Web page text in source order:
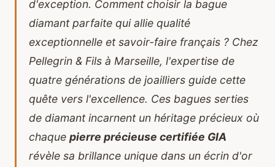
d'exception. Comment choisir la bague
diamant parfaite qui allie qualité
exceptionnelle et savoir-faire français ? Chez
Pellegrin & Fils à Marseille, l'expertise de
quatre générations de joailliers guide cette
quête vers l'excellence. Ces bagues serties
de diamantincarnent un héritage précieux où
chaque pierre précieuse certifiée GIA
révèle sa brillance unique dans un écrin d'or